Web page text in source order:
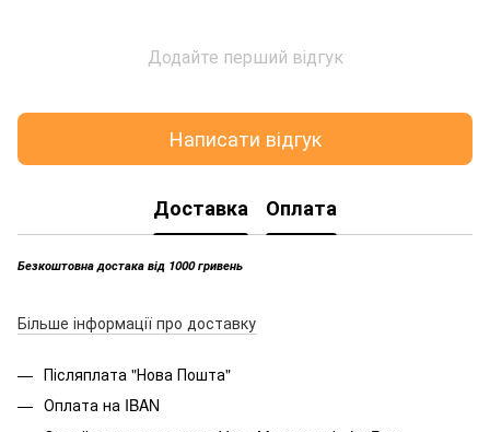
Додайте перший відгук
Написати відгук
Доставка Оплата
Безкоштовна достака від 1000 гривень
Більше інформації про доставку
Післяплата "Нова Пошта"
Оплата на IBAN